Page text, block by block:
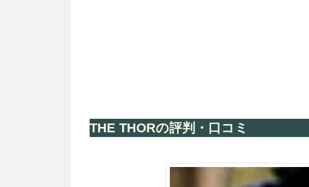
THE THORの評判・口コミ